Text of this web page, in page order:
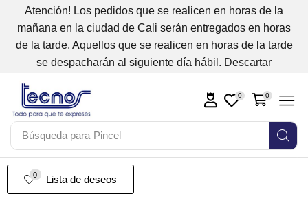
Atención! Los pedidos que se realicen en horas de la
mañana en la ciudad de Cali serán entregados en horas
de la tarde. Aquellos que se realicen en horas de la tarde
se despacharán al siguiente día hábil. Descartar
Búsqueda para Pincel
0 0
0 Lista de deseos